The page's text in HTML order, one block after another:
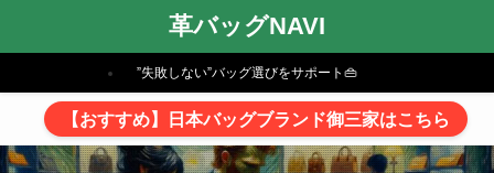
革バッグNAVI
”失敗しない”バッグ選びをサポート👜
【おすすめ】日本バッグブランド御三家はこちら